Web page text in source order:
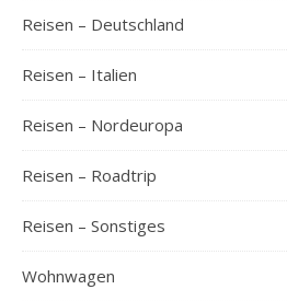
Reisen – Deutschland
Reisen – Italien
Reisen – Nordeuropa
Reisen – Roadtrip
Reisen – Sonstiges
Wohnwagen